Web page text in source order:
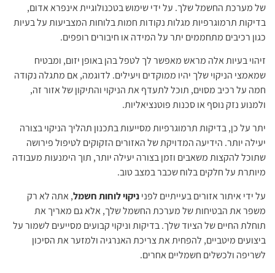
של מערכת החשמל שלך. על ידי שימוש בטכנולוגיית אינפרא אדום,
בדיקות תרמוגרפיות מגלות נקודות חמות בלוחות המצביעות על בעיות
כגון רכיבים מתחממים יתר על המידה או חיבורים רופפים.
זיהוי בעיות אלה מראש מאפשר לך לטפל בהן באופן יזום, ומבטיח
שמאמצי הניקוי שלך יהיו ממוקדים ויעילים. לדוגמה, אם מתגלה נקודה
חמה על רכיב מסוים, תוכל לתעדף את הניקוי והתיקון של אזור זה,
ולמנוע נזק נוסף או סכנות פוטנציאליות.
יתר על כן, בדיקות תרמוגרפיות מסייעות בתכנון תהליך הניקוי בצורה
יעילה יותר. הידיעה המדויקת של האזורים הזקוקים לטיפול פירושה
שתוכל להקצות משאבים וזמן בצורה יעילה יותר, תוך הימנעות מעבודה
מיותרת על חלקים בלוח שכבר במצב טוב.
על ידי איתור אזורים בעייתיים לפניניקוי לוחות חשמל, אתה לא רק
משפר את הבטיחות של מערכת החשמל שלך, אלא גם מאריך את
תוחלת החיים של הציוד שלך. בדיקות וניקוי קבועים מסייעים לשמור על
ביצועים מיטביים, להפחית את צריכת האנרגיה ולמזער את הסיכון
לשריפה ולכשלים חשמליים אחרים.